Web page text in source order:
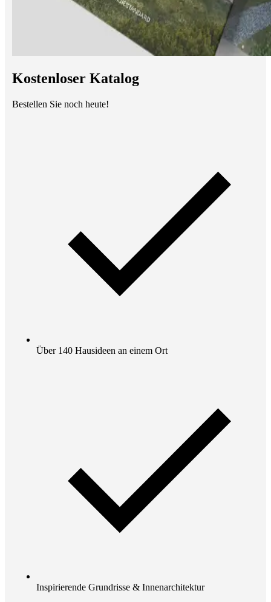
Kostenloser Katalog
Bestellen Sie noch heute!
Über 140 Hausideen an einem Ort
Inspirierende Grundrisse & Innenarchitektur